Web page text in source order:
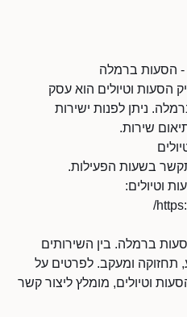
- הסעות ברמלה
הסעות וטיולים הוא עסק
ניתן לפנות ישירות
שירות.
וטיולים:
ברמלה. בין השירותים
תחזוקה ומעקב. לפרטים על
וטיולים, מומלץ ליצור קשר